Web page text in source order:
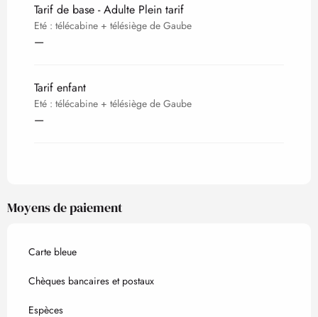
Tarif de base - Adulte Plein tarif
Eté : télécabine + télésiège de Gaube
—
Tarif enfant
Eté : télécabine + télésiège de Gaube
—
Moyens de paiement
Carte bleue
Chèques bancaires et postaux
Espèces